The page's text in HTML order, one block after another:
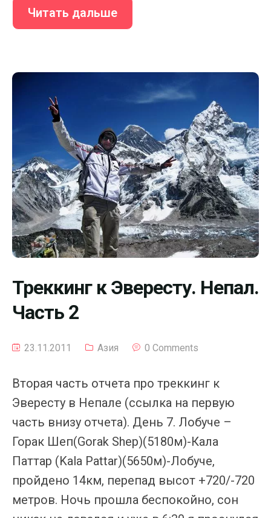
Читать дальше
Треккинг к Эвересту. Непал.
Часть 2
23.11.2011 Азия 0 Comments
Вторая часть отчета про треккинг к
Эвересту в Непале (ссылка на первую
часть внизу отчета). День 7. Лобуче –
Горак Шеп(Gorak Shep)(5180м)-Кала
Паттар (Kala Pattar)(5650м)-Лобуче,
пройдено 14км, перепад высот +720/-720
метров. Ночь прошла беспокойно, сон